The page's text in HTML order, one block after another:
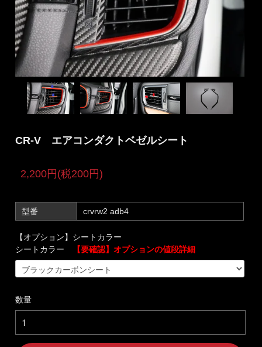
CR-V エアコンダクトベゼルシート
2,200円(税200円)
型番 crvrw2 adb4
【オプション】シートカラー
シートカラー
【要確認】オプションの値段詳細
数量